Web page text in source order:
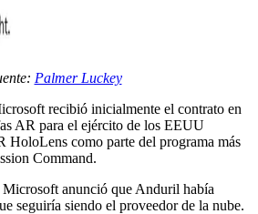
Palmer Luckey
recibió inicialmente el contrato en
AR para el ejército de los EEUU
HoloLens como parte del programa más
Command.
anunció que Anduril había
seguiría siendo el proveedor de la nube.